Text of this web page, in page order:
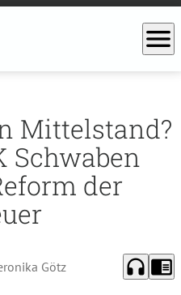
menu
Mittelstand?
Schwaben
der
Götz headphones chrome_reader_mode